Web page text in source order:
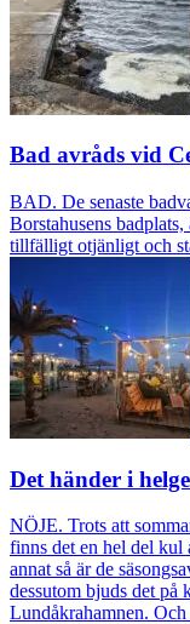
Bad avråds vid
BAD. De senaste
Borstahusens
tillfälligt otjänligt och
Det händer i
NÖJE. Trots att
finns det en hel del kul
annat så är de
dessutom bjuds det på
Lundåkrahamnen. Och